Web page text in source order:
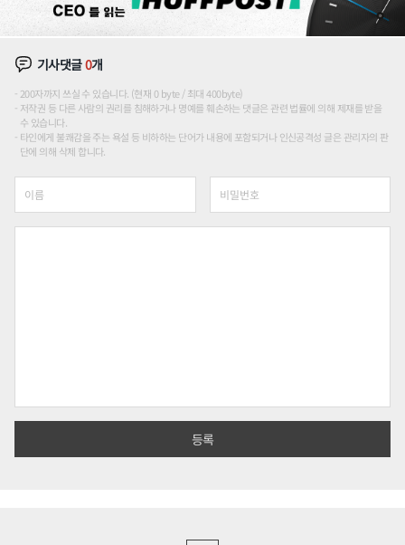
기사댓글0개
200자까지 쓰실 수 있습니다. (현재 0 byte / 최대 400byte)
저작권 등 다른 사람의 권리를 침해하거나 명예를 훼손하는 댓글은 관련 법률에 의해 제재를 받을
수 있습니다.
타인에게 불쾌감을 주는 욕설 등 비하하는 단어가 내용에 포함되거나 인신공격성 글은 관리자의 판
단에 의해 삭제 합니다.